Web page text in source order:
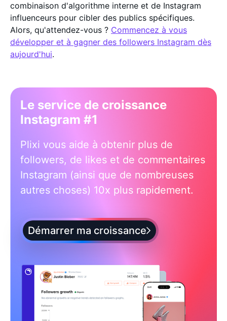
combinaison d'algorithme interne et de Instagram
influenceurs pour cibler des publics spécifiques.
Alors, qu'attendez-vous ? Commencez à vous
développer et à gagner des followers Instagram dès
aujourd'hui.
Le service de croissance
Instagram #1
Plixi vous aide à obtenir plus de
followers, de likes et de commentaires
Instagram (ainsi que de nombreuses
autres choses) 10x plus rapidement.
Démarrer ma croissance